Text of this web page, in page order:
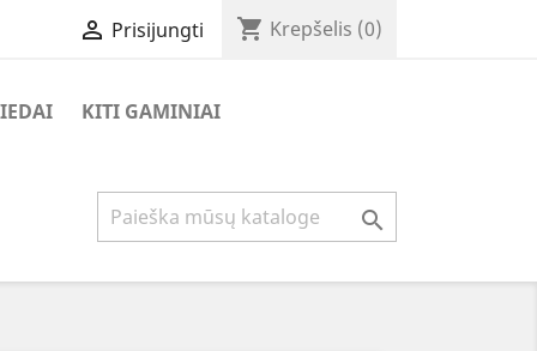
 Prisijungti shopping_cart Krepšelis (0)
KITI GAMINIAI
